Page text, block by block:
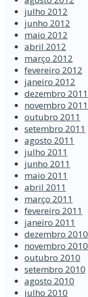
julho 2012
junho 2012
maio 2012
abril 2012
março 2012
fevereiro 2012
janeiro 2012
dezembro 2011
novembro 2011
outubro 2011
setembro 2011
agosto 2011
julho 2011
junho 2011
maio 2011
abril 2011
março 2011
fevereiro 2011
janeiro 2011
dezembro 2010
novembro 2010
outubro 2010
setembro 2010
agosto 2010
julho 2010